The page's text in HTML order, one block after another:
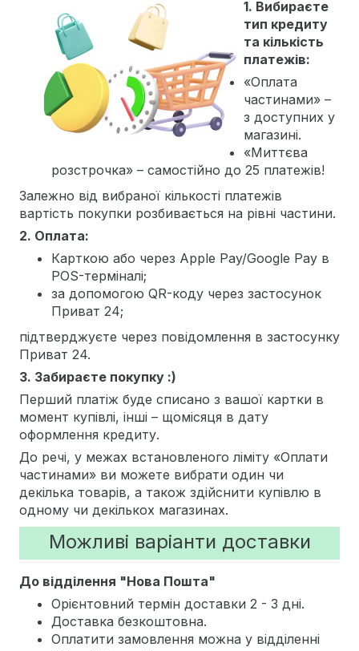
1. Вибираєте
тип кредиту
та кількість
платежів:
«Оплата
частинами» –
з доступних у
магазині.
«Миттєва
розстрочка» – самостійно до 25 платежів!
Залежно від вибраної кількості платежів
вартість покупки розбивається на рівні частини.
2. Оплата:
Карткою або через Apple Pay/Google Pay в
POS-терміналі;
за допомогою QR-коду через застосунок
Приват 24;
підтверджуєте через повідомлення в застосунку
Приват 24.
3. Забираєте покупку :)
Перший платіж буде списано з вашої картки в
момент купівлі, інші – щомісяця в дату
оформлення кредиту.
До речі, у межах встановленого ліміту «Оплати
частинами» ви можете вибрати один чи
декілька товарів, а також здійснити купівлю в
одному чи декількох магазинах.
Можливі варіанти доставки
До відділення "Нова Пошта"
Орієнтовний термін доставки 2 - 3 дні.
Доставка безкоштовна.
Оплатити замовлення можна у відділенні